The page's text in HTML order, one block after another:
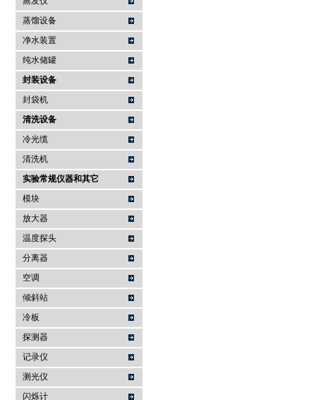
蒸馏设备
净水装置
纯水储罐
封装设备
封袋机
清洗设备
冷光缆
清洗机
实验常规仪器和其它
模块
放大器
温度探头
分离器
空调
倾斜站
冷板
探测器
记录仪
测光仪
闪烁计